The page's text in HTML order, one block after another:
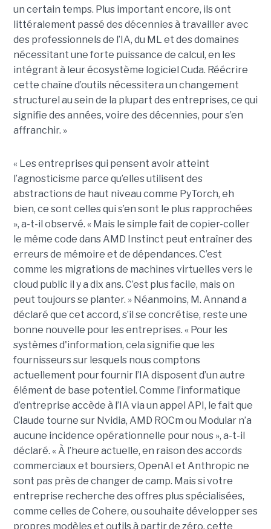
un certain temps. Plus important encore, ils ont
littéralement passé des décennies à travailler avec
des professionnels de l’IA, du ML et des domaines
nécessitant une forte puissance de calcul, en les
intégrant à leur écosystème logiciel Cuda. Réécrire
cette chaîne d’outils nécessitera un changement
structurel au sein de la plupart des entreprises, ce qui
signifie des années, voire des décennies, pour s’en
affranchir. »
« Les entreprises qui pensent avoir atteint
l’agnosticisme parce qu’elles utilisent des
abstractions de haut niveau comme PyTorch, eh
bien, ce sont celles qui s’en sont le plus rapprochées
», a-t-il observé. « Mais le simple fait de copier-coller
le même code dans AMD Instinct peut entraîner des
erreurs de mémoire et de dépendances. C’est
comme les migrations de machines virtuelles vers le
cloud public il y a dix ans. C’est plus facile, mais on
peut toujours se planter. » Néanmoins, M. Annand a
déclaré que cet accord, s’il se concrétise, reste une
bonne nouvelle pour les entreprises. « Pour les
systèmes d'information, cela signifie que les
fournisseurs sur lesquels nous comptons
actuellement pour fournir l’IA disposent d’un autre
élément de base potentiel. Comme l’informatique
d’entreprise accède à l’IA via un appel API, le fait que
Claude tourne sur Nvidia, AMD ROCm ou Modular n’a
aucune incidence opérationnelle pour nous », a-t-il
déclaré. « À l’heure actuelle, en raison des accords
commerciaux et boursiers, OpenAI et Anthropic ne
sont pas près de changer de camp. Mais si votre
entreprise recherche des offres plus spécialisées,
comme celles de Cohere, ou souhaite développer ses
propres modèles et outils à partir de zéro, cette